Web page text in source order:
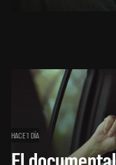
HACE 1 DÍA